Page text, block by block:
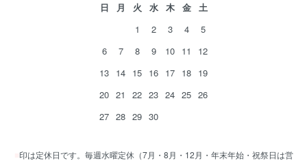
日 月 火 水 木 金
土
1
2 3 4
5
6
7 8 9 10 11
12
13 14 15 16 17 18 19
20 21 22 23 24 25 26
27 28 29 30
印は定休日です。毎週水曜定休（7月・8月・12月・年末年始・祝祭日は営